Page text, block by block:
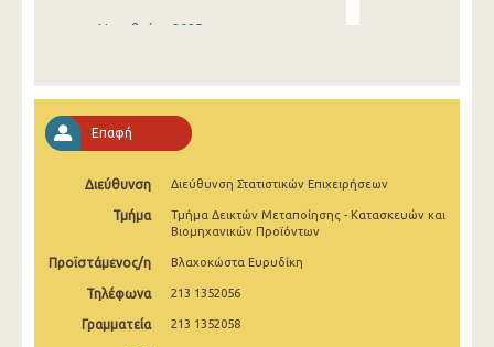
Νοεμβρίου 2025
Αυγούστου 2025
Ιουλίου 2025
Ιουνίου 2025
Μαΐου 2025
Επαφή
Διεύθυνση Διεύθυνση Στατιστικών Επιχειρήσεων
Τμήμα
Τμήμα Δεικτών Μεταποίησης - Κατασκευών και
Βιομηχανικών Προϊόντων
Προϊστάμενος/η Βλαχοκώστα Ευρυδίκη
Τηλέφωνα 213 1352056
Γραμματεία 213 1352058